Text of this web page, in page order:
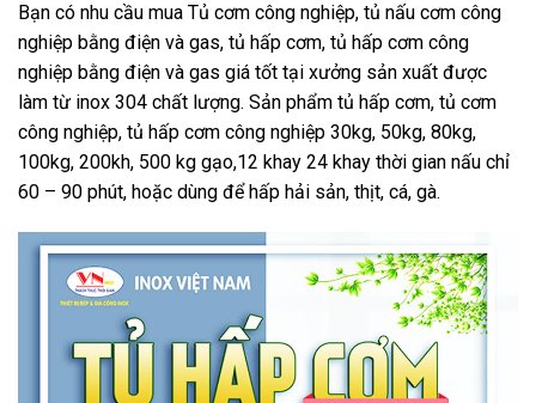
Bạn có nhu cầu mua Tủ cơm công nghiệp, tủ nấu cơm công
nghiệp bằng điện và gas, tủ hấp cơm, tủ hấp cơm công
nghiệp bằng điện và gas giá tốt tại xưởng sản xuất được
làm từ inox 304 chất lượng. Sản phẩm tủ hấp cơm, tủ cơm
công nghiệp, tủ hấp cơm công nghiệp 30kg, 50kg, 80kg,
100kg, 200kh, 500 kg gạo,12 khay 24 khay thời gian nấu chỉ
60 – 90 phút, hoặc dùng để hấp hải sản, thịt, cá, gà.